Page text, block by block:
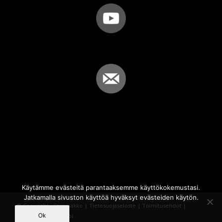
© Copyright - Sammakko | Tietosuojaseloste | Toimitusehdot |
Powered by
iQWebbi
Käytämme evästeitä parantaaksemme käyttökokemustasi.
Jatkamalla sivuston käyttöä hyväksyt evästeiden käytön.
Ok